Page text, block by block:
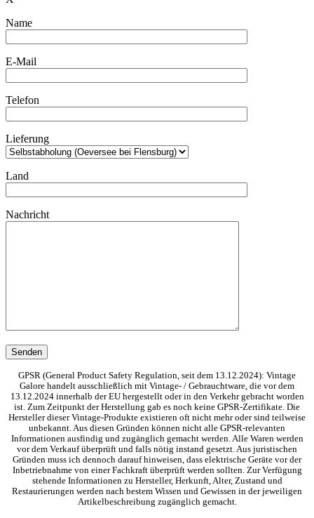
Name
E-Mail
Telefon
Lieferung
Land
Nachricht
GPSR (General Product Safety Regulation, seit dem 13.12.2024): Vintage
Galore handelt ausschließlich mit Vintage- / Gebrauchtware, die vor dem
13.12.2024 innerhalb der EU hergestellt oder in den Verkehr gebracht worden
ist. Zum Zeitpunkt der Herstellung gab es noch keine GPSR-Zertifikate. Die
Hersteller dieser Vintage-Produkte existieren oft nicht mehr oder sind teilweise
unbekannt. Aus diesen Gründen können nicht alle GPSR-relevanten
Informationen ausfindig und zugänglich gemacht werden. Alle Waren werden
vor dem Verkauf überprüft und falls nötig instand gesetzt. Aus juristischen
Gründen muss ich dennoch darauf hinweisen, dass elektrische Geräte vor der
Inbetriebnahme von einer Fachkraft überprüft werden sollten. Zur Verfügung
stehende Informationen zu Hersteller, Herkunft, Alter, Zustand und
Restaurierungen werden nach bestem Wissen und Gewissen in der jeweiligen
Artikelbeschreibung zugänglich gemacht.